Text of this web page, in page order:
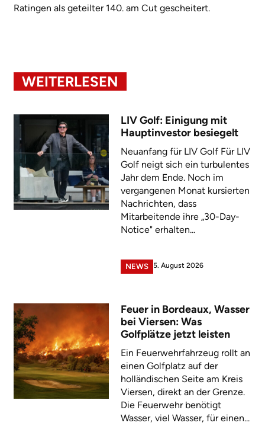
Ratingen als geteilter 140. am Cut gescheitert.
WEITERLESEN
LIV Golf: Einigung mit
Hauptinvestor besiegelt
Neuanfang für LIV Golf Für LIV
Golf neigt sich ein turbulentes
Jahr dem Ende. Noch im
vergangenen Monat kursierten
Nachrichten, dass
Mitarbeitende ihre „30-Day-
Notice" erhalten...
NEWS 5. August 2026
Feuer in Bordeaux, Wasser
bei Viersen: Was
Golfplätze jetzt leisten
Ein Feuerwehrfahrzeug rollt an
einen Golfplatz auf der
holländischen Seite am Kreis
Viersen, direkt an der Grenze.
Die Feuerwehr benötigt
Wasser, viel Wasser, für einen...